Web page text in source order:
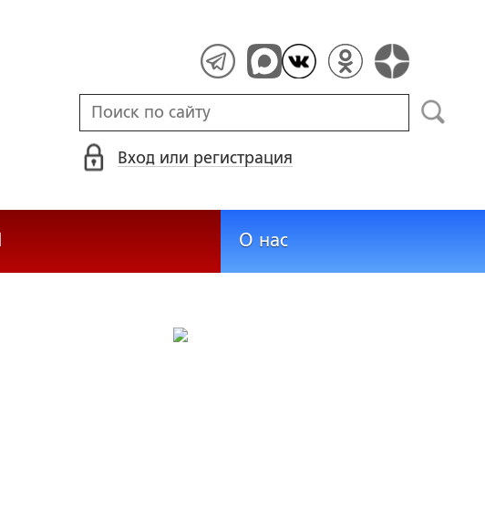
Вход или регистрация
О нас